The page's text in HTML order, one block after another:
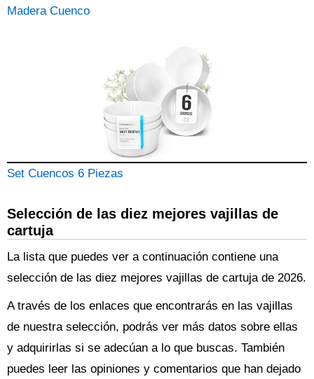
Madera Cuenco
Set Cuencos 6 Piezas
Selección de las diez mejores vajillas de
cartuja
La lista que puedes ver a continuación contiene una
selección de las diez mejores vajillas de cartuja de 2026.
A través de los enlaces que encontrarás en las vajillas
de nuestra selección, podrás ver más datos sobre ellas
y adquirirlas si se adecúan a lo que buscas. También
puedes leer las opiniones y comentarios que han dejado